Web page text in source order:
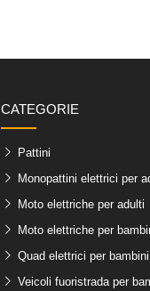
CATEGORIE
Pattini
Monopattini elettrici per
Moto elettriche per adulti
Moto elettriche per
Quad elettrici per bambini
Veicoli fuoristrada per